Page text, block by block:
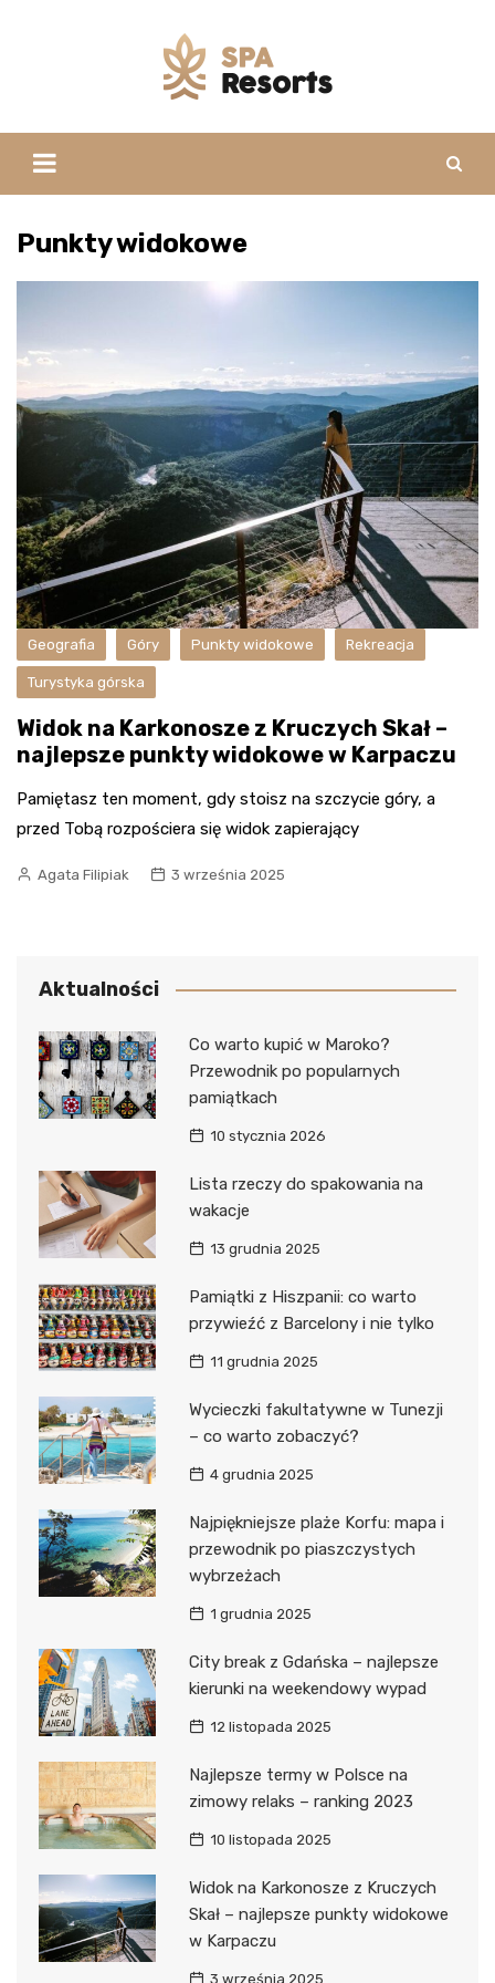
Punkty widokowe
Geografia Góry Punkty widokowe Rekreacja
Turystyka górska
Widok na Karkonosze z Kruczych Skał –
najlepsze punkty widokowe w Karpaczu
Pamiętasz ten moment, gdy stoisz na szczycie góry, a
przed Tobą rozpościera się widok zapierający
Agata Filipiak 3 września 2025
Aktualności
Co warto kupić w Maroko?
Przewodnik po popularnych
pamiątkach
10 stycznia 2026
Lista rzeczy do spakowania na
wakacje
13 grudnia 2025
Pamiątki z Hiszpanii: co warto
przywieźć z Barcelony i nie tylko
11 grudnia 2025
Wycieczki fakultatywne w Tunezji
– co warto zobaczyć?
4 grudnia 2025
Najpiękniejsze plaże Korfu: mapa i
przewodnik po piaszczystych
wybrzeżach
1 grudnia 2025
City break z Gdańska – najlepsze
kierunki na weekendowy wypad
12 listopada 2025
Najlepsze termy w Polsce na
zimowy relaks – ranking 2023
10 listopada 2025
Widok na Karkonosze z Kruczych
Skał – najlepsze punkty widokowe
w Karpaczu
3 września 2025